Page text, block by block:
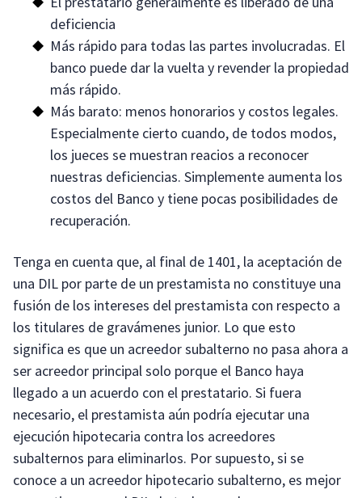
deficiencia
Más rápido para todas las partes involucradas. El
banco puede dar la vuelta y revender la propiedad
más rápido.
Más barato: menos honorarios y costos legales.
Especialmente cierto cuando, de todos modos,
los jueces se muestran reacios a reconocer
nuestras deficiencias. Simplemente aumenta los
costos del Banco y tiene pocas posibilidades de
recuperación.
Tenga en cuenta que, al final de 1401, la aceptación de
una DIL por parte de un prestamista no constituye una
fusión de los intereses del prestamista con respecto a
los titulares de gravámenes junior. Lo que esto
significa es que un acreedor subalterno no pasa ahora a
ser acreedor principal solo porque el Banco haya
llegado a un acuerdo con el prestatario. Si fuera
necesario, el prestamista aún podría ejecutar una
ejecución hipotecaria contra los acreedores
subalternos para eliminarlos. Por supuesto, si se
conoce a un acreedor hipotecario subalterno, es mejor